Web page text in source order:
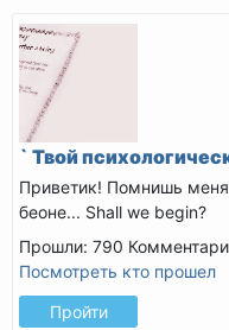
` Твой
Приветик! Помнишь
беоне... Shall we begin?
Прошли: 790
Посмотреть кто прошел
Пройти